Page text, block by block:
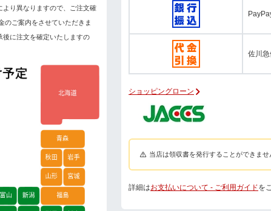
より異なりますので、ご注文確
のご案内をさせていただきま
後に注文を確定いたしますの
佐川
ショッピングローン
当店は領収書を発行することができませ
詳細はお支払いについて - ご利用ガイドを